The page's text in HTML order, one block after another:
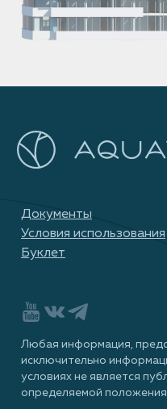
Любая информация,
исключительно
условиях не является
определяемой
Документы
Условия использования
Буклет